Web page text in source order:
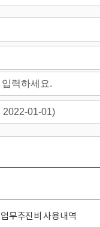
무추진비 사용내역